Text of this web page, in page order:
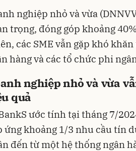
nghiệp nhỏ và vừa
trọng, đóng góp khoảng
các SME vẫn gặp khó
hàng và các tổ chức phi
nghiệp nhỏ và vừa
quả
ước tính tại tháng 7/
ứng khoảng 1/3 nhu cầu tín
đến từ một hệ thống ngân